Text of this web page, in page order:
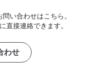
い合わせはこちら。
直接連絡できます。
わせ